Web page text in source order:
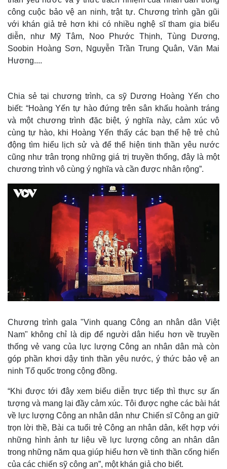
Quan sát
Cuộc sống đó đây
Hồ sơ
Video
Ảnh
E-Magazine
Infographic
công cuộc bảo vệ an ninh, trật tự. Chương trình gần gũi
với khán giả trẻ hơn khi có nhiều nghệ sĩ tham gia biểu
diễn, như Mỹ Tâm, Noo Phước Thịnh, Tùng Dương,
Soobin Hoàng Sơn, Nguyễn Trần Trung Quân, Văn Mai
Hương....
Chia sẻ tại chương trình, ca sỹ Dương Hoàng Yến cho
biết: “Hoàng Yến tự hào đứng trên sân khấu hoành tráng
và một chương trình đặc biệt, ý nghĩa này, cảm xúc vô
cùng tự hào, khi Hoàng Yến thấy các bạn thế hệ trẻ chủ
động tìm hiểu lịch sử và để thể hiện tinh thần yêu nước
cũng như trân trọng những giá trị truyền thống, đây là một
chương trình vô cùng ý nghĩa và cần được nhân rộng”.
Chương trình gala "Vinh quang Công an nhân dân Việt
Nam" không chỉ là dịp để người dân hiểu hơn về truyền
thống vẻ vang của lực lượng Công an nhân dân mà còn
góp phần khơi dậy tinh thần yêu nước, ý thức bảo vệ an
ninh Tổ quốc trong cộng đồng.
“Khi được tới đây xem biểu diễn trực tiếp thì thực sự ấn
tượng và mang lại đầy cảm xúc. Tôi được nghe các bài hát
về lực lượng Công an nhân dân như Chiến sĩ Công an giữ
trọn lời thề, Bài ca tuổi trẻ Công an nhân dân, kết hợp với
những hình ảnh tư liệu về lực lượng công an nhân dân
trong những năm qua giúp hiểu hơn về tinh thần cống hiến
của các chiến sỹ công an”, một khán giả cho biết.